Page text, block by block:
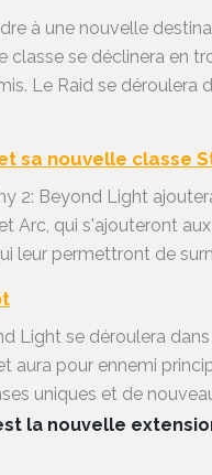
à une nouvelle
classe se déclinera en
Le Raid se
sa nouvelle classe
2: Beyond Light
Arc, qui s'ajouteront
leur permettront de
Light se déroulera
aura pour ennemi
uniques et de
la nouvelle